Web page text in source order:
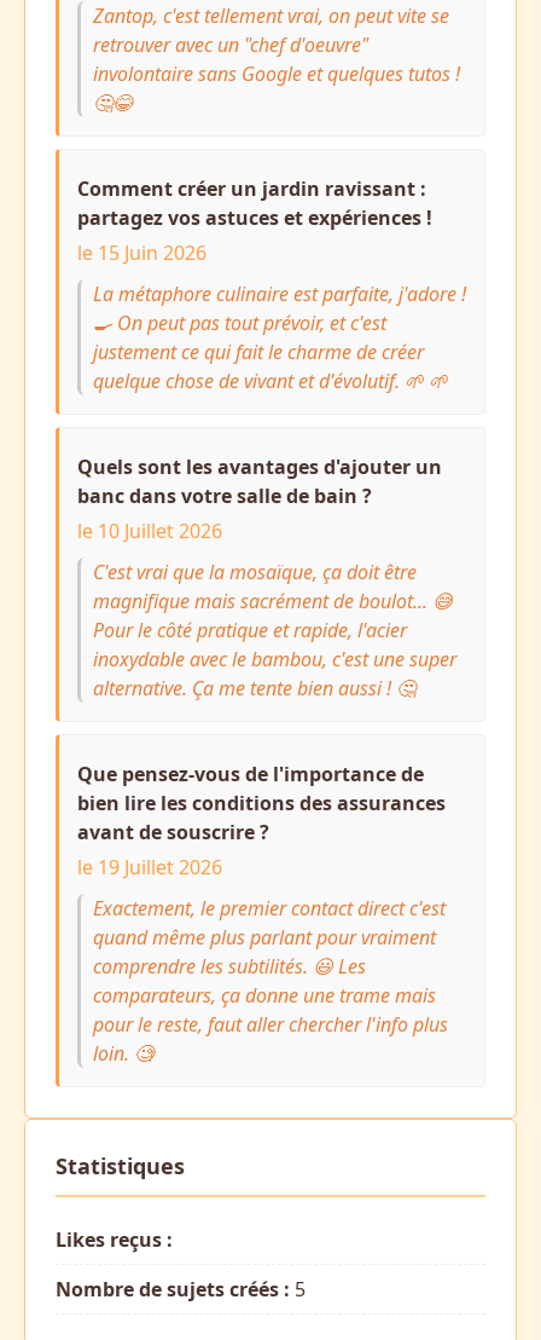
Zantop, c'est tellement vrai, on peut vite se
retrouver avec un "chef d'oeuvre"
involontaire sans Google et quelques tutos !
🤔😂
Comment créer un jardin ravissant :
partagez vos astuces et expériences !
le 15 Juin 2026
La métaphore culinaire est parfaite, j'adore !
🍳 On peut pas tout prévoir, et c'est
justement ce qui fait le charme de créer
quelque chose de vivant et d'évolutif. 🌱 🌱
Quels sont les avantages d'ajouter un
banc dans votre salle de bain ?
le 10 Juillet 2026
C'est vrai que la mosaïque, ça doit être
magnifique mais sacrément de boulot... 😅
Pour le côté pratique et rapide, l'acier
inoxydable avec le bambou, c'est une super
alternative. Ça me tente bien aussi ! 🤔
Que pensez-vous de l'importance de
bien lire les conditions des assurances
avant de souscrire ?
le 19 Juillet 2026
Exactement, le premier contact direct c'est
quand même plus parlant pour vraiment
comprendre les subtilités. 😃 Les
comparateurs, ça donne une trame mais
pour le reste, faut aller chercher l'info plus
loin. 🧐
Statistiques
Likes reçus :
Nombre de sujets créés : 5